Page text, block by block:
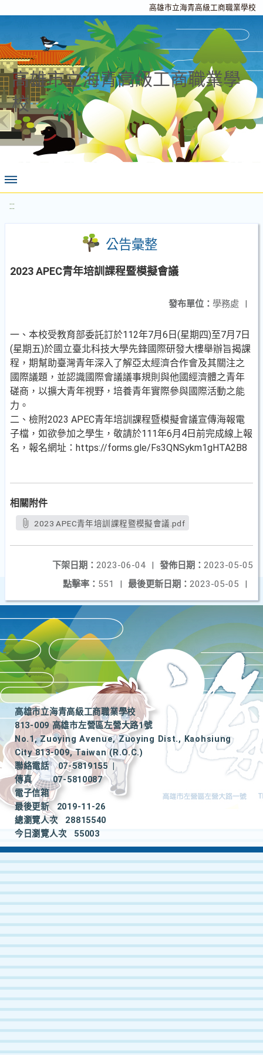
高雄市立海青高級工商職業學校
高雄市立海青高級工商職業學
校
:::
公告彙整
2023 APEC青年培訓課程暨模擬會議
發布單位： 學務處 |
一、本校受教育部委託訂於112年7月6日(星期四)至7月7日
(星期五)於國立臺北科技大學先鋒國際研發大樓舉辦旨揭課
程，期幫助臺灣青年深入了解亞太經濟合作會及其關注之
國際議題，並認識國際會議議事規則與他國經濟體之青年
磋商，以擴大青年視野，培養青年實際參與國際活動之能
力。
二、檢附2023 APEC青年培訓課程暨模擬會議宣傳海報電
子檔，如欲參加之學生，敬請於111年6月4日前完成線上報
名，報名網址：https://forms.gle/Fs3QNSykm1gHTA2B8
相關附件
2023 APEC青年培訓課程暨模擬會議.pdf
發佈日期： 2023-05-05
下架日期： 2023-06-04
|
最後更新日期： 2023-05-05 |
點擊率： 551 |
高雄市立海青高級工商職業學校
813-009 高雄市左營區左營大路1號
No.1, Zuoying Avenue, Zuoying Dist., Kaohsiung
City 813-009, Taiwan (R.O.C.)
聯絡電話
07-5819155
|
傳真
07-5810087
電子信箱
最後更新
2019-11-26
總瀏覽人次
28815540
今日瀏覽人次
55003